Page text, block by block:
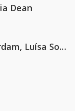
Dean
Kriss Kross Amsterdam, Luísa Sonza & Willy William